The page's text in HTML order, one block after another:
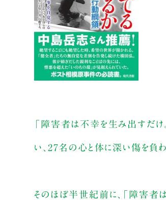
「障害者は不幸を生み出すだ
い、27名の心と体に深い傷を負
そのほぼ半世紀前に、「障害者